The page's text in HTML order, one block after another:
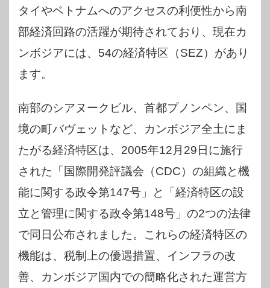
タイやベトナムへのアクセスの利便性から南
部経済回路の活躍が期待されており、現在カ
ンボジアには、54の経済特区（SEZ）があり
ます。
南部のシアヌークビル、首都プノンペン、国
境の町バヴェットなど、カンボジア全土にま
たがる経済特区は、2005年12月29日に施行
された「国際開発評議会（CDC）の組織と機
能に関する政令第147号」と「経済特区の設
立と管理に関する政令第148号」の2つの法律
で同日公布されました。これらの経済特区の
機能は、税制上の優遇措置、インフラの改
善、カンボジア国内での簡略化された運営方